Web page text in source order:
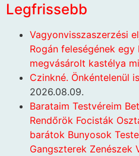
Legfrissebb
Vagyonvisszaszerzési
Rogán feleségének
megvásárolt kastélya
Czinkné. Önkéntelenül
2026.08.09.
Barataim Testvéreim
Rendőrök Focisták
barátok Bunyosok
Gangszterek Zenészek